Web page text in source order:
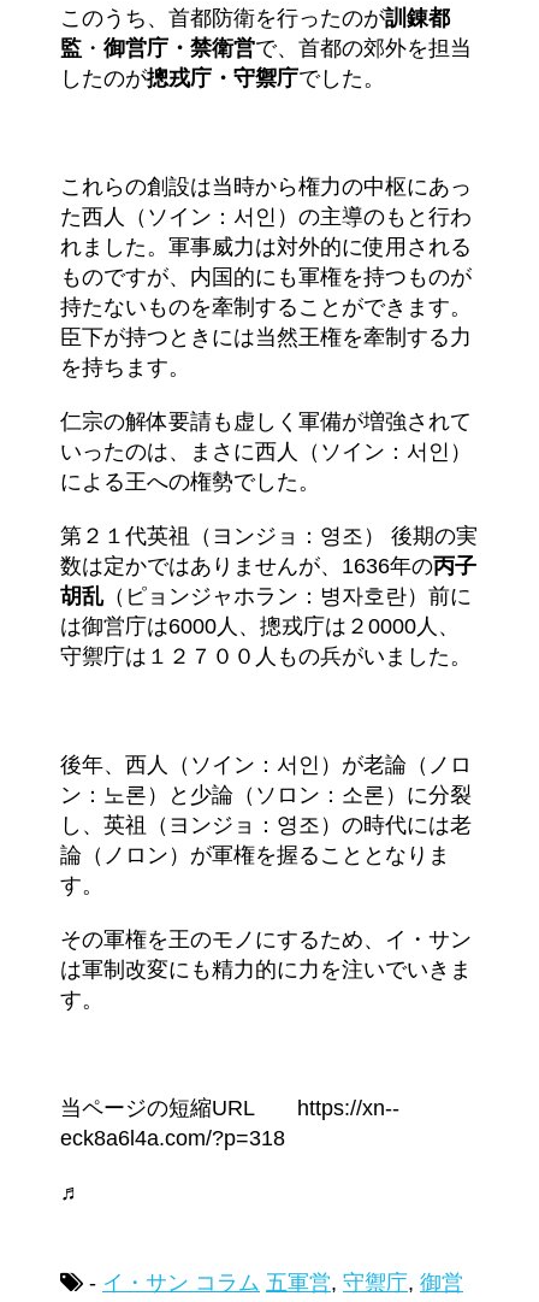
このうち、首都防衛を行ったのが訓錬都
監 ・ 御営庁・ 禁衛営で、首都の郊外を担当
したのが摠戎庁・ 守禦庁でした。
これらの創設は当時から権力の中枢にあっ
た西人（ソイン：서인）の主導のもと行わ
れました。軍事威力は対外的に使用される
ものですが、内国的にも軍権を持つものが
持たないものを牽制することができます。
臣下が持つときには当然王権を牽制する力
を持ちます。
仁宗の解体要請も虚しく軍備が増強されて
いったのは、まさに西人（ソイン：서인）
による王への権勢でした。
第２１代英祖（ヨンジョ：영조） 後期の実
数は定かではありませんが、1636年の丙子
胡乱（ピョンジャホラン：병자호란）前に
は御営庁は6000人、摠戎庁は２0000人、
守禦庁は１２７００人もの兵がいました。
後年、西人（ソイン：서인）が老論（ノロ
ン：노론）と少論（ソロン：소론）に分裂
し、英祖（ヨンジョ：영조）の時代には老
論（ノロン）が軍権を握ることとなりま
す。
その軍権を王のモノにするため、イ・サン
は軍制改変にも精力的に力を注いでいきま
す。
当ページの短縮URL https://xn--
eck8a6l4a.com/?p=318
♬
- イ・サン コラム 五軍営, 守禦庁, 御営